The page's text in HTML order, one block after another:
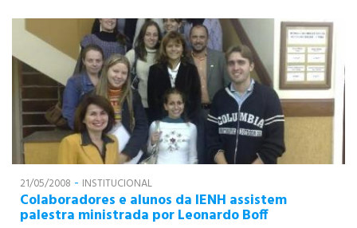
21/05/2008 - INSTITUCIONAL
Colaboradores e alunos da IENH assistem
palestra ministrada por Leonardo Boff